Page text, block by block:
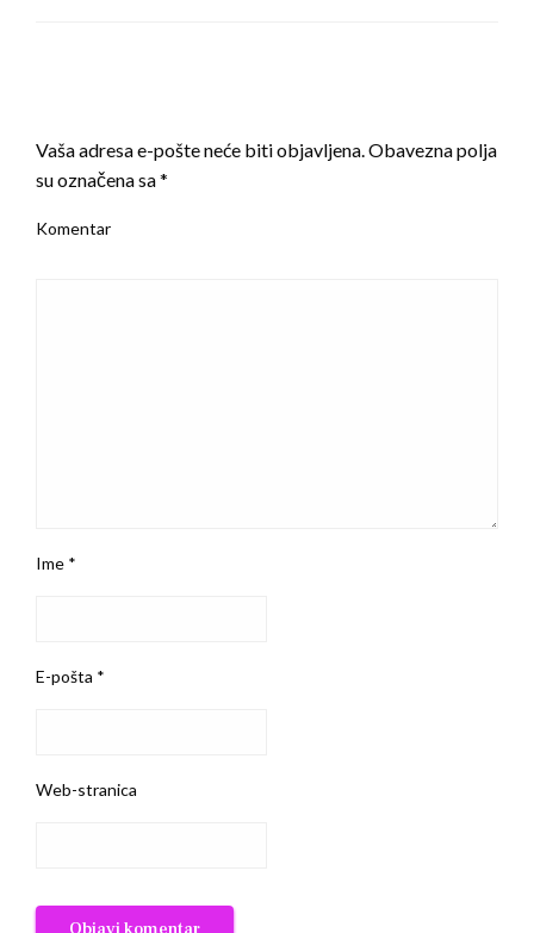
Vaša adresa e-pošte neće biti objavljena.Obavezna polja
su označena sa*
Komentar
Ime *
E-pošta *
Web-stranica